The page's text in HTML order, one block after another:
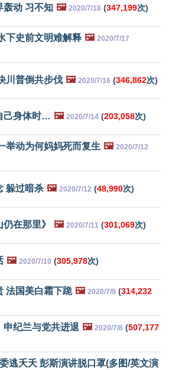
轰动 习不知 🖼️ 2020/7/18 (347,199次)
下史前文明难解释 🖼️ 2020/7/17
川普倒共步伐 🖼️ 2020/7/16 (346,862次)
己身体时… 🖼️ 2020/7/14 (203,058次)
举动为何妈妈死而复生 🖼️ 2020/7/12
躲过暗杀 🖼️ 2020/7/12 (48,990次)
在那里》 🖼️ 2020/7/11 (301,069次)
🖼️ 2020/7/10 (305,978次)
法国美白霜下跪 🖼️ 2020/7/9 (314,232
申纪兰与党共进退 🖼️ 2020/7/8 (507,177
逃夭夭 彭斯演讲脱口罩(多图/英文演